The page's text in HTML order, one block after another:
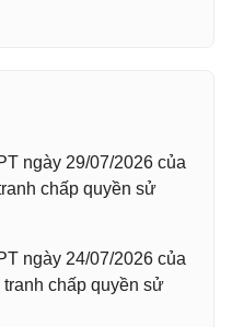
ngày 29/07/2026 của
chấp quyền sử
ngày 24/07/2026 của
chấp quyền sử